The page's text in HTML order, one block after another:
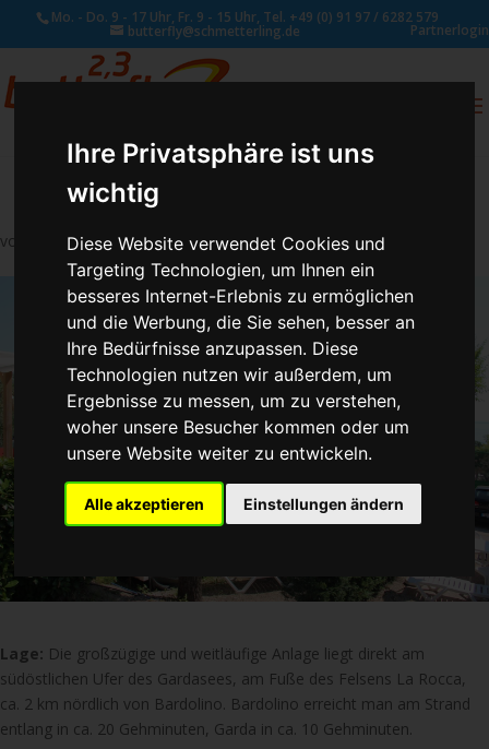
Ihre Privatsphäre ist uns
wichtig
Diese Website verwendet Cookies und
Targeting Technologien, um Ihnen ein
besseres Internet-Erlebnis zu ermöglichen
und die Werbung, die Sie sehen, besser an
Ihre Bedürfnisse anzupassen. Diese
Technologien nutzen wir außerdem, um
Ergebnisse zu messen, um zu verstehen,
woher unsere Besucher kommen oder um
unsere Website weiter zu entwickeln.
Alle akzeptieren Einstellungen ändern
Mo. - Do. 9 - 17 Uhr, Fr. 9 - 15 Uhr, Tel. +49 (0) 91 97 / 6282 579
butterfly@schmetterling.de Partnerlogin
von Schmetterling Administrator|Aug. 15, 2017
Lage: Die großzügige und weitläufige Anlage liegt direkt am
südöstlichen Ufer des Gardasees, am Fuße des Felsens La Rocca,
ca. 2 km nördlich von Bardolino. Bardolino erreicht man am Strand
entlang in ca. 20 Gehminuten, Garda in ca. 10 Gehminuten.